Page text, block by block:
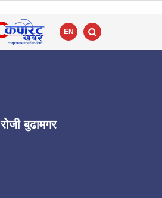
EN
रोजी बुढामगर